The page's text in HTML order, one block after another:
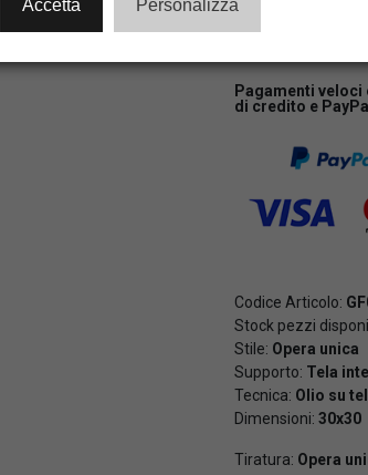
Pagamenti veloci
di credito e
Codice Articolo:
Stock pezzi
Stile: Opera unica
Supporto: Tela
Tecnica: Olio su
Dimensioni: 30x30
Tiratura: Opera
Accetta Personalizza